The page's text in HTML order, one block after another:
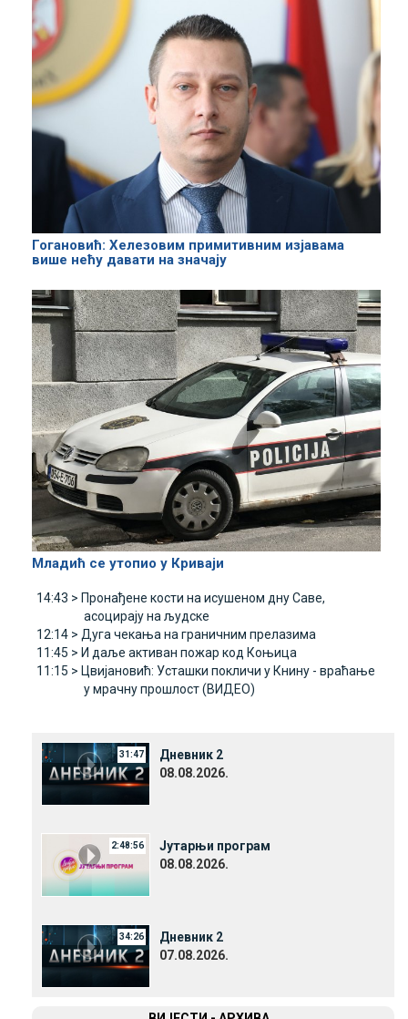
Гогановић: Хелезовим примитивним изјавама
више нећу давати на значају
Младић се утопио у Криваји
14:43 > Пронађене кости на исушеном дну Саве,
асоцирају на људске
12:14 > Дуга чекања на граничним прелазима
11:45 > И даље активан пожар код Коњица
11:15 > Цвијановић: Усташки покличи у Книну - враћање
у мрачну прошлост (ВИДЕО)
31:47
Дневник 2
08.08.2026.
2:48:56
Јутарњи програм
08.08.2026.
34:26
Дневник 2
07.08.2026.